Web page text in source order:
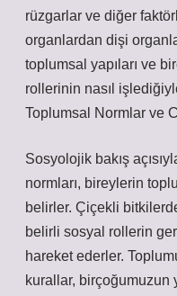
rüzgarlar ve diğer
organlardan dişi
toplumsal yapıları ve
rollerinin nasıl
Toplumsal Normlar ve
Sosyolojik bakış
normları, bireylerin
belirler. Çiçekli
belirli sosyal rollerin
hareket ederler.
kurallar, birçoğumuzun